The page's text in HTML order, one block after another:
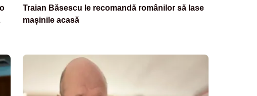
Traian Băsescu le recomandă românilor să lase
mașinile acasă